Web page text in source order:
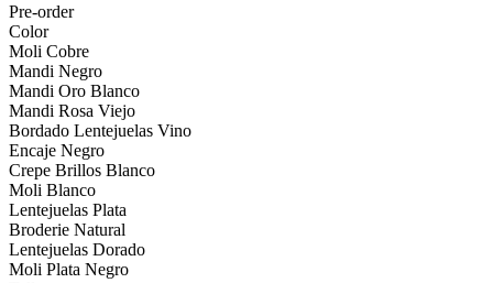
Pre-order
Color
Moli Cobre
Mandi Negro
Mandi Oro Blanco
Mandi Rosa Viejo
Bordado Lentejuelas Vino
Encaje Negro
Crepe Brillos Blanco
Moli Blanco
Lentejuelas Plata
Broderie Natural
Lentejuelas Dorado
Moli Plata Negro